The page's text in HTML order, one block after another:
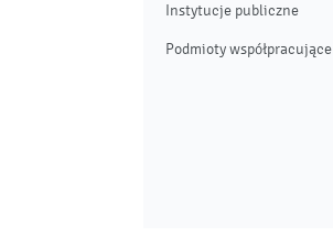
Instytucje publiczne
Podmioty współpracujące